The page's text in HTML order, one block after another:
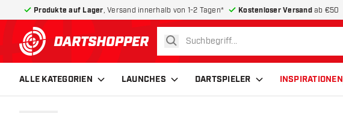
Produkte auf Lager , Versand innerhalb von 1-2 Tagen* Kostenloser Versandab €50
zurück zur Startseite
suchen
ALLE KATEGORIEN LAUNCHES DARTSPIELER INSPIRATIONEN